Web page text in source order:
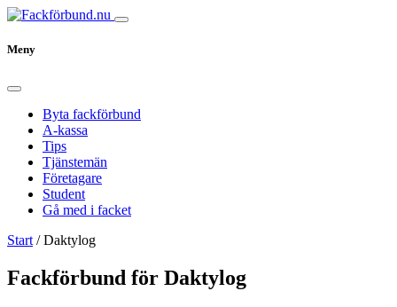
Meny
Byta fackförbund
A-kassa
Tips
Tjänstemän
Företagare
Student
Gå med i facket
Start /Daktylog
Fackförbund för Daktylog